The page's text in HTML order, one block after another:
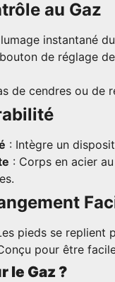
au Gaz
instantané
de réglage
de cendres ou de
: Intègre un
: Corps en acier
pieds se replient
pour être
le Gaz ?